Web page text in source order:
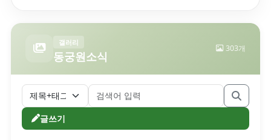
갤러리
동궁원소식
303개
글쓰기